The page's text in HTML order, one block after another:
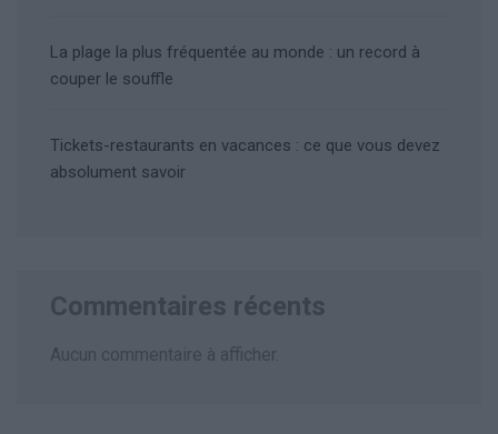
La plage la plus fréquentée au monde : un record à
couper le souffle
Tickets-restaurants en vacances : ce que vous devez
absolument savoir
Commentaires récents
Aucun commentaire à afficher.